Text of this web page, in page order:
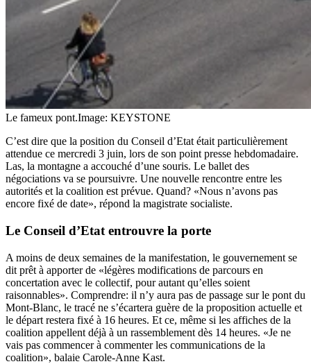
Le fameux pont.Image: KEYSTONE
C’est dire que la position du Conseil d’Etat était particulièrement
attendue ce mercredi 3 juin, lors de son point presse hebdomadaire.
Las, la montagne a accouché d’une souris. Le ballet des
négociations va se poursuivre. Une nouvelle rencontre entre les
autorités et la coalition est prévue. Quand? «Nous n’avons pas
encore fixé de date», répond la magistrate socialiste.
Le Conseil d’Etat entrouvre la porte
A moins de deux semaines de la manifestation, le gouvernement se
dit prêt à apporter de «légères modifications de parcours en
concertation avec le collectif, pour autant qu’elles soient
raisonnables». Comprendre: il n’y aura pas de passage sur le pont du
Mont-Blanc, le tracé ne s’écartera guère de la proposition actuelle et
le départ restera fixé à 16 heures. Et ce, même si les affiches de la
coalition appellent déjà à un rassemblement dès 14 heures. «Je ne
vais pas commencer à commenter les communications de la
coalition», balaie Carole-Anne Kast.